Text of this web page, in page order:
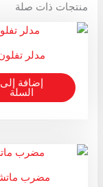
منتجات ذات صلة
مدلر
إضافة إلى
السلة
مضرب